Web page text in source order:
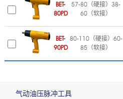
BET-
80PD
57-80（硬接）38-
60（软接）
BET-
90PD
80-110（硬接）60-
85（软接）
气动油压脉冲工具